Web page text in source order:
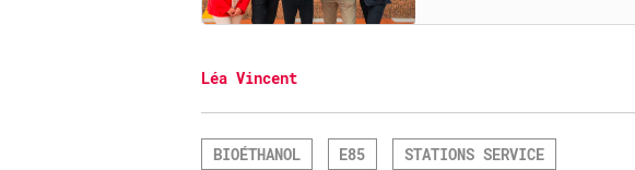
Léa Vincent
BIOÉTHANOL E85 STATIONS SERVICE